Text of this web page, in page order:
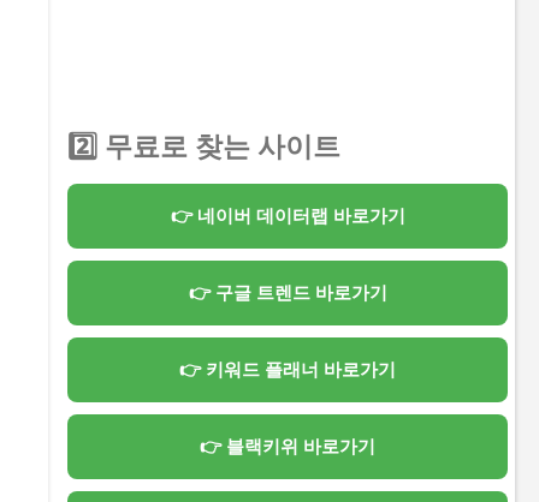
2️⃣ 무료로 찾는 사이트
👉 네이버 데이터랩 바로가기
👉 구글 트렌드 바로가기
👉 키워드 플래너 바로가기
👉 블랙키위 바로가기